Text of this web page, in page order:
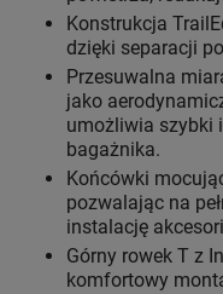
Konstrukcja
dzięki separacji
Przesuwalna
jako
umożliwia szybki
bagażnika.
Końcówki
pozwalając na
instalację
Górny rowek T z
komfortowy